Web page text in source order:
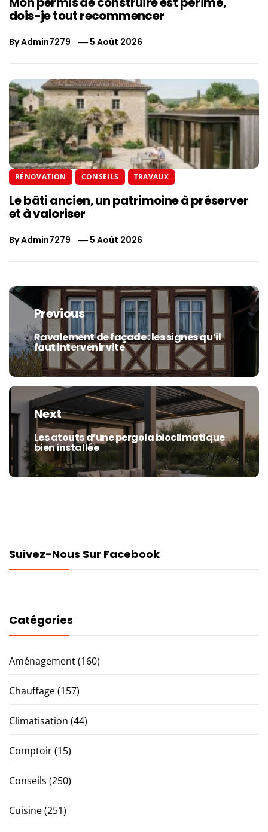
dois-je tout recommencer
ByAdmin7279 5 Août 2026
RÉNOVATION CONSEILS TRAVAUX
Le bâti ancien, un patrimoine à préserver
et à valoriser
ByAdmin7279 5 Août 2026
Navigation
de
l’article
Previous
Previous
post:
Ravalement de façade : les signes qu’il
faut intervenir vite
Next
Next
post:
Les atouts d’une pergola bioclimatique
bien installée
Suivez-Nous Sur Facebook
Catégories
Aménagement(160)
Chauffage(157)
Climatisation (44)
Comptoir(15)
Conseils (250)
Cuisine(251)